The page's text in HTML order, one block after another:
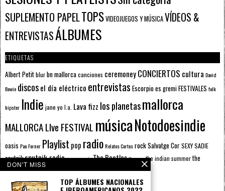
SUPLEMENTO PAPELTOPSVIDEOJUEGOS Y MÚSICAVÍDEOS &
ENTREVISTASÁLBUMES
ETIQUETAS
Albert Petitblurbn mallorcacanciones ceremoneyCONCIERTOS cultura David
Bowie discosel día eléctrico entrevistas Escorpioes gremiFESTIVALES folk
hipster Indie jane yo l.a. Lava fizz los planetasmallorca
MALLORCA LIve FESTIVAL músicaNotodoesindie
oasis Pau Forner Playlist pop radioRelatos CortosrockSalvatge CorSEXY SADIE
sputniksputnik radiosummer pieThe Beatlesthe curethe indian summerthe
prussiansthe wheelsu2veranoálbumes
DON'T MISS
TOP ÁLBUMES NACIONALES